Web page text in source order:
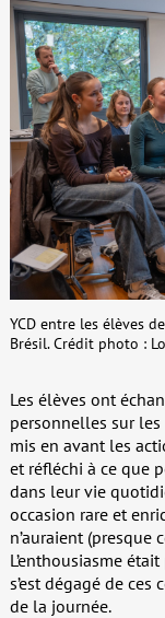
YCD entre les élèves
Brésil. Crédit photo :
Les élèves ont
personnelles sur
mis en avant les
et réfléchi à ce que
dans leur vie
occasion rare et
n’auraient (presque
L’enthousiasme
s’est dégagé de
de la journée.